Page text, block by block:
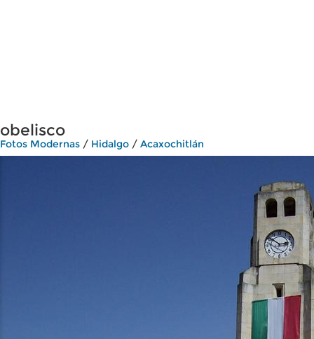
obelisco
Fotos Modernas / Hidalgo / Acaxochitlán